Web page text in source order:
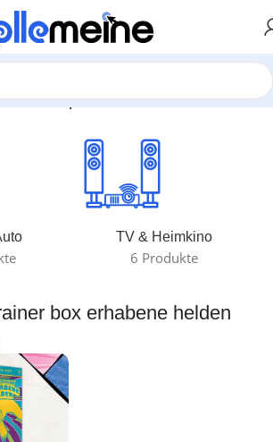
top trainer box erhabene helden“
TV & Heimkino
6 Produkte
box erhabene helden